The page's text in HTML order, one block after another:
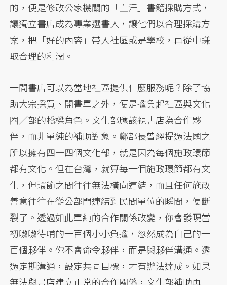
的，便是修改公家機關的「血汗」書籍採購方式，
讓獨立書店成為專業選書人，讓他們以合理採購方
案，把「好的內容」帶入社區或是學校，再從中賺
取合理的利潤。
一間書店可以為當地社區提供什麼服務呢？除了協
助大宗採買、開書單之外，便是擔負起社區與文化
圈／部的橋樑角色。文化部應該視書店為合作夥
伴，而非單純的補助對象。鄭部長曾經提過法國之
所以擁有四十四個文化部，就是因為每個施政環節
都有文化。但在台灣，就算每一個施政環節都有文
化，但環節之間往往無法橫向連結，而且任何施政
善意往往在從公部門連結到民間單位的瞬間，便斷
裂了。透過如此單純的合作關係改變，你會發現當
初嗷嗷待哺的一百個小小負擔，忽然成為自己的一
百個夥伴。你不會命令夥伴，而是與夥伴溝通。透
過定期溝通，設定共同目標，才有辦法達成。如果
無法與書店建立正常的合作關係，文化部補助再